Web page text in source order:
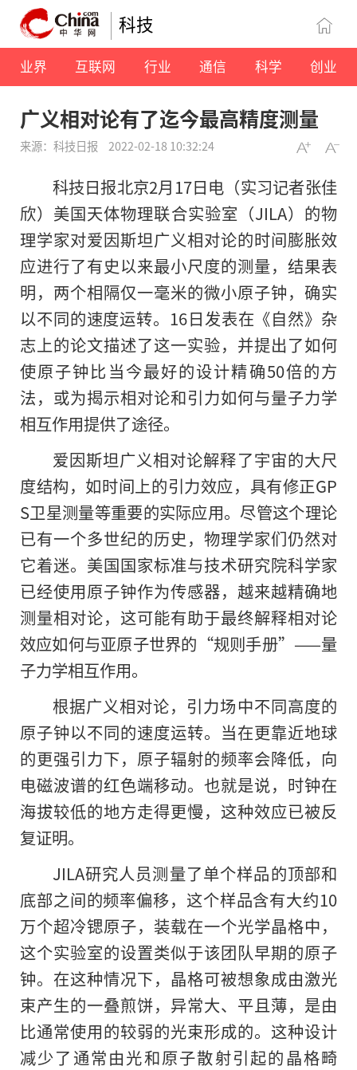
科技
业界 互联网 行业 通信 科学 创业
广义相对论有了迄今最高精度测量
来源：科技日报 2022-02-18 10:32:24
科技日报北京2月17日电（实习记者张佳
欣）美国天体物理联合实验室（JILA）的物
理学家对爱因斯坦广义相对论的时间膨胀效
应进行了有史以来最小尺度的测量，结果表
明，两个相隔仅一毫米的微小原子钟，确实
以不同的速度运转。16日发表在《自然》杂
志上的论文描述了这一实验，并提出了如何
使原子钟比当今最好的设计精确50倍的方
法，或为揭示相对论和引力如何与量子力学
相互作用提供了途径。
爱因斯坦广义相对论解释了宇宙的大尺
度结构，如时间上的引力效应，具有修正GP
S卫星测量等重要的实际应用。尽管这个理论
已有一个多世纪的历史，物理学家们仍然对
它着迷。美国国家标准与技术研究院科学家
已经使用原子钟作为传感器，越来越精确地
测量相对论，这可能有助于最终解释相对论
效应如何与亚原子世界的“规则手册”——量
子力学相互作用。
根据广义相对论，引力场中不同高度的
原子钟以不同的速度运转。当在更靠近地球
的更强引力下，原子辐射的频率会降低，向
电磁波谱的红色端移动。也就是说，时钟在
海拔较低的地方走得更慢，这种效应已被反
复证明。
JILA研究人员测量了单个样品的顶部和
底部之间的频率偏移，这个样品含有大约10
万个超冷锶原子，装载在一个光学晶格中，
这个实验室的设置类似于该团队早期的原子
钟。在这种情况下，晶格可被想象成由激光
束产生的一叠煎饼，异常大、平且薄，是由
比通常使用的较弱的光束形成的。这种设计
减少了通常由光和原子散射引起的晶格畸